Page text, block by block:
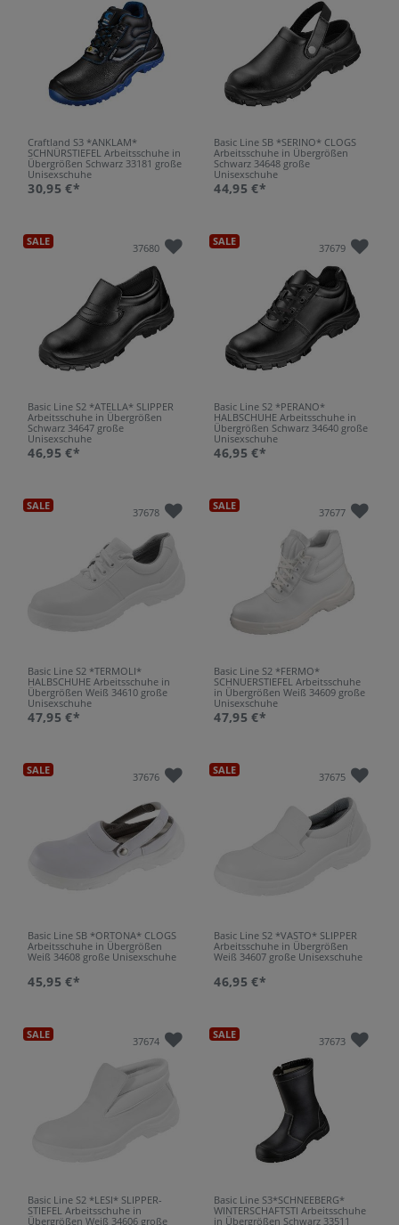
Craftland S3 *ANKLAM*
SCHNÜRSTIEFEL Arbeitsschuhe in
Übergrößen Schwarz 33181 große
Unisexschuhe
30,95 €*
Basic Line SB *SERINO* CLOGS
Arbeitsschuhe in Übergrößen
Schwarz 34648 große
Unisexschuhe
44,95 €*
SALE 37680
Basic Line S2 *ATELLA* SLIPPER
Arbeitsschuhe in Übergrößen
Schwarz 34647 große
Unisexschuhe
46,95 €*
SALE 37679
Basic Line S2 *PERANO*
HALBSCHUHE Arbeitsschuhe in
Übergrößen Schwarz 34640 große
Unisexschuhe
46,95 €*
SALE 37678
Basic Line S2 *TERMOLI*
HALBSCHUHE Arbeitsschuhe in
Übergrößen Weiß 34610 große
Unisexschuhe
47,95 €*
SALE 37677
Basic Line S2 *FERMO*
SCHNUERSTIEFEL Arbeitsschuhe
in Übergrößen Weiß 34609 große
Unisexschuhe
47,95 €*
SALE 37676
Basic Line SB *ORTONA* CLOGS
Arbeitsschuhe in Übergrößen
Weiß 34608 große Unisexschuhe
45,95 €*
SALE 37675
Basic Line S2 *VASTO* SLIPPER
Arbeitsschuhe in Übergrößen
Weiß 34607 große Unisexschuhe
46,95 €*
SALE 37674
Basic Line S2 *LESI* SLIPPER-
STIEFEL Arbeitsschuhe in
Übergrößen Weiß 34606 große
SALE 37673
Basic Line S3*SCHNEEBERG*
WINTERSCHAFTSTI Arbeitsschuhe
in Übergrößen Schwarz 33511